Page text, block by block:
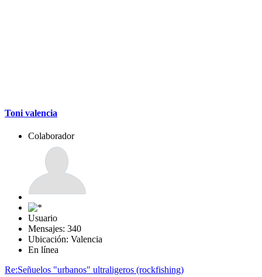
Toni valencia
Colaborador
Usuario
Mensajes: 340
Ubicación: Valencia
En línea
Re:Señuelos "urbanos" ultraligeros (rockfishing)